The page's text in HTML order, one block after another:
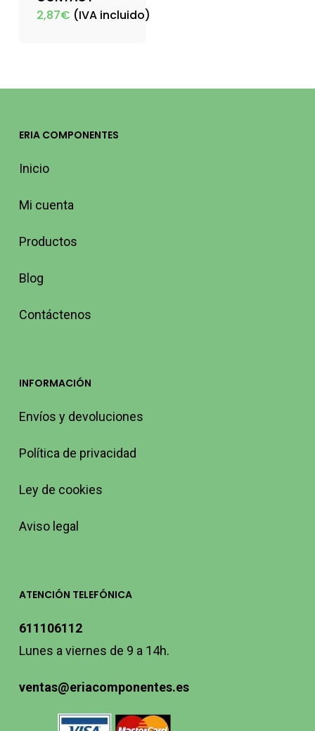
2,87€ (IVA incluido)
ERIA COMPONENTES
Inicio
Mi cuenta
Productos
Blog
Contáctenos
INFORMACIÓN
Envíos y devoluciones
Política de privacidad
Ley de cookies
Aviso legal
ATENCIÓN TELEFÓNICA
611106112
Lunes a viernes de 9 a 14h.
ventas@eriacomponentes.es